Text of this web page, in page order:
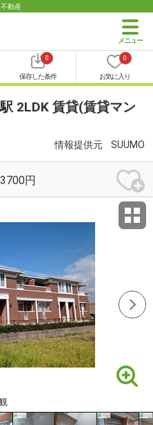
動産
0
保存した条件
0
お気に入り
2LDK 賃貸(賃貸マン
情報提供元 SUUMO
円